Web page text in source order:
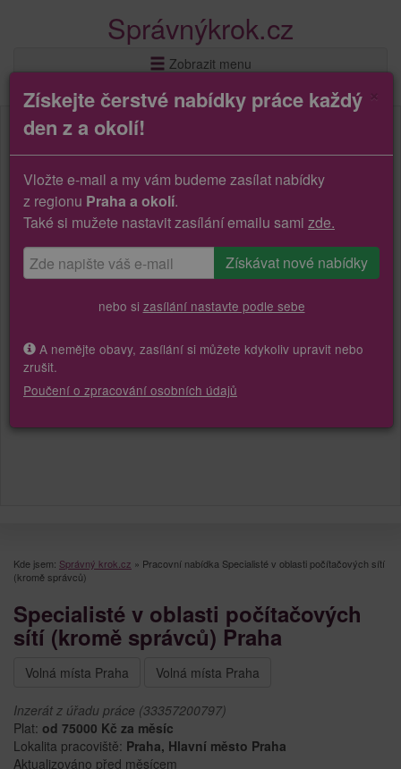
Správnýkrok.cz
Zobrazit menu
Kde jsem: Správný krok.cz » Pracovní nabídka Specialisté v oblasti počítačových sítí
(kromě správců)
Specialisté v oblasti počítačových
sítí (kromě správců) Praha
Volná místa Praha Volná místa Praha
Inzerát z úřadu práce (33357200797)
Plat: od 75000 Kč za měsíc
Lokalita pracoviště: Praha, Hlavní město Praha
Aktualizováno před měsícem
Získejte čerstvé nabídky práce každý
den z a okolí!
Vložte e-mail a my vám budeme zasílat nabídky
z regionu Praha a okolí.
Také si mužete nastavit zasílání emailu sami zde.
nebo si zasílání nastavte podle sebe
A nemějte obavy, zasílání si můžete kdykoliv upravit nebo
zrušit.
Poučení o zpracování osobních údajů